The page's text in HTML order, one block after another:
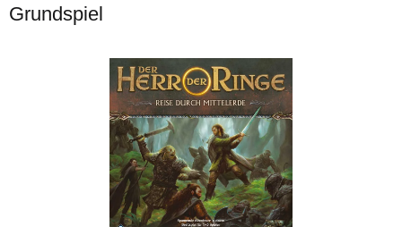
Grundspiel